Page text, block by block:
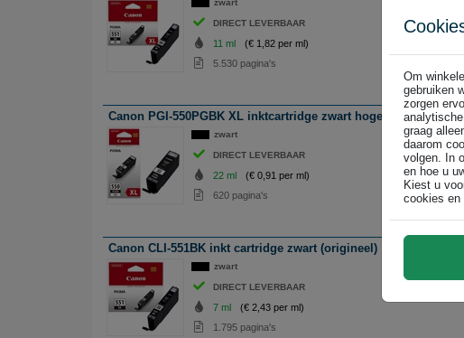
zwart
DIRECT LEVERBAAR
11 ml
(€ 1,82 per ml)
5.530 pagina's
Canon PGI-550PGBK XL inktcartridge zwart hoge capaciteit
zwart
DIRECT LEVERBAAR
22 ml
(€ 0,91 per ml)
620 pagina's
Canon CLI-551BK inkt cartridge zwart (origineel)
zwart
DIRECT LEVERBAAR
7 ml
(€ 2,43 per ml)
1.795 pagina's
Om
gebruiken
zorgen
graag
daarom
volgen. In
en hoe u
Kiest u
cookies en